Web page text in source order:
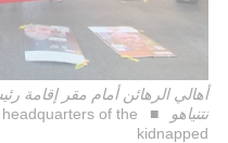
أهالي الرهائن أمام مقر إقامة
نتنياهو
of the
kidnapped